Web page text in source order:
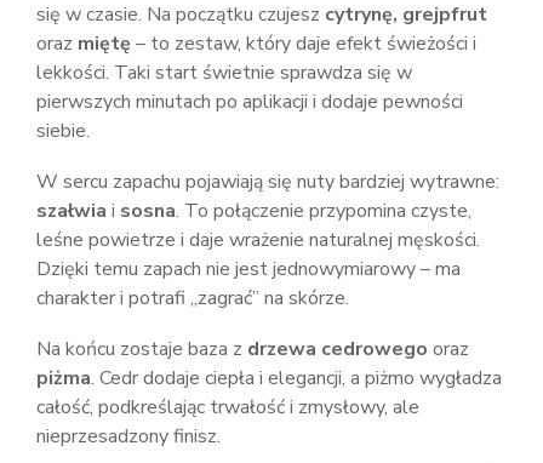
się w czasie. Na początku czujesz cytrynę, grejpfrut
oraz miętę – to zestaw, który daje efekt świeżości i
lekkości. Taki start świetnie sprawdza się w
pierwszych minutach po aplikacji i dodaje pewności
siebie.
W sercu zapachu pojawiają się nuty bardziej wytrawne:
szałwia i sosna. To połączenie przypomina czyste,
leśne powietrze i daje wrażenie naturalnej męskości.
Dzięki temu zapach nie jest jednowymiarowy – ma
charakter i potrafi „zagrać” na skórze.
Na końcu zostaje baza z drzewa cedrowego oraz
piżma. Cedr dodaje ciepła i elegancji, a piżmo wygładza
całość, podkreślając trwałość i zmysłowy, ale
nieprzesadzony finisz.